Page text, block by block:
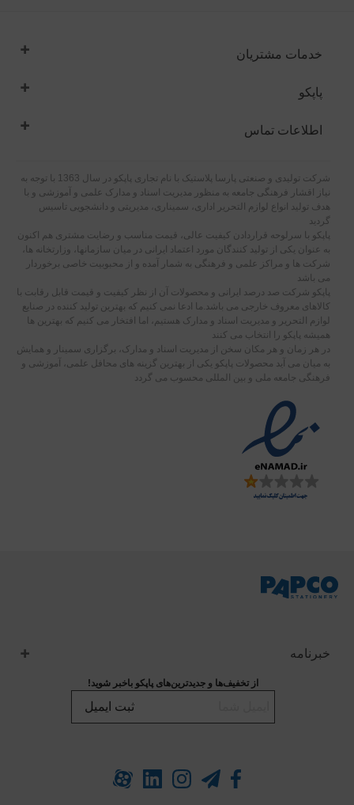
خدمات مشتریان
پاپکو
اطلاعات تماس
شرکت تولیدی و صنعتی پارسا پلاستیک با نام تجاری پاپکو در سال 1363 با توجه به
نیاز اقشار فرهنگی جامعه به منظور مدیریت اسناد و مدارک علمی و آموزشی و با
هدف تولید انواع لوازم التحریر اداری، سمیناری، مدیریتی و دانشجویی تاسیس
گردید
پاپکو با سرلوحه قراردادن کیفیت عالی، قیمت مناسب و رضایت مشتری هم اکنون
به عنوان یکی از تولید کنندگان مورد اعتماد ایرانی در میان سازمانها، وزارتخانه ها،
شرکت ها و مراکز علمی و فرهنگی به شمار آمده و از محبوبیت خاصی برخوردار
می باشد
پاپکو شرکت صد درصد ایرانی و محصولات آن از نظر کیفیت و قیمت قابل رقابت با
کالاهای معروف خارجی می باشد.ما ادعا نمی کنیم که بهترین تولید کننده در صنایع
لوازم التحریر و مدیریت اسناد و مدارک هستیم، اما افتخار می کنیم که بهترین ها
همیشه پاپکو را انتخاب می کنند
در هر زمان و هر مکان سخن از مدیریت اسناد و مدارک، برگزاری سمینار و همایش
به میان می آید محصولات پاپکو یکی از بهترین گزینه های محافل علمی، آموزشی و
فرهنگی جامعه ملی و بین المللی محسوب می گردد
خبرنامه
از تخفیف‌ها و جدیدترین‌های پاپکو باخبر شوید!
ثبت ایمیل